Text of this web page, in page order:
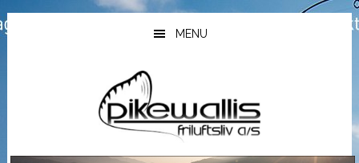
Hopp
til
Hopp
til
Hopp
til
MENU